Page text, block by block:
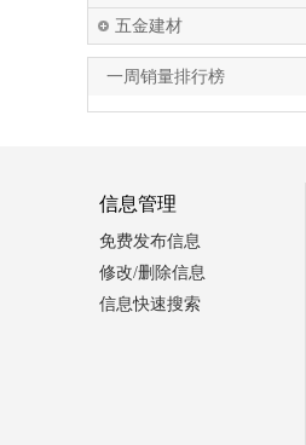
五金建材
一周销量排行榜
信息管理
免费发布信息
修改/删除信息
信息快速搜索